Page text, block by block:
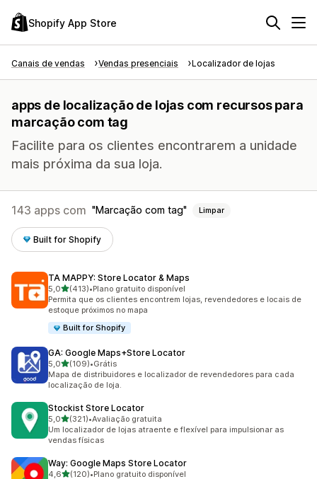
Shopify App Store
Canais de vendas Vendas presenciais Localizador de lojas
apps de localização de lojas com recursos para
marcação com tag
Facilite para os clientes encontrarem a unidade
mais próxima da sua loja.
143 apps com Marcação com tag Limpar
Built for Shopify
TA MAPPY: Store Locator & Maps
5,0de 5 estrelas
(413)
413 avaliações ao todo
•Plano gratuito disponível
Permita que os clientes encontrem lojas, revendedores e locais de
estoque próximos no mapa
Built for Shopify
GA: Google Maps+Store Locator
5,0de 5 estrelas
(109)
109 avaliações ao todo
•Grátis
Mapa de distribuidores e localizador de revendedores para cada
localização de loja.
Stockist Store Locator
5,0de 5 estrelas
(321)
321 avaliações ao todo
•Avaliação gratuita
Um localizador de lojas atraente e flexível para impulsionar as
vendas físicas
Way: Google Maps Store Locator
4,6de 5 estrelas
(120)•Plano gratuito disponível